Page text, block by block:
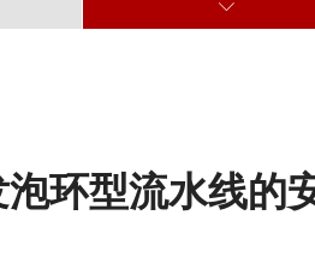
泡环型流水线的